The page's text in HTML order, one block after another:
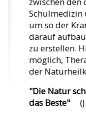
um so der
darauf
zu erstellen.
möglich,
der
"Die Natur
das Beste"